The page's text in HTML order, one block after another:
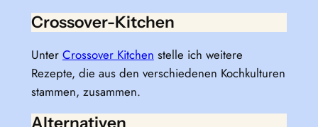
Crossover-Kitchen
Unter Crossover Kitchen stelle ich weitere
Rezepte, die aus den verschiedenen Kochkulturen
stammen, zusammen.
Alternativen